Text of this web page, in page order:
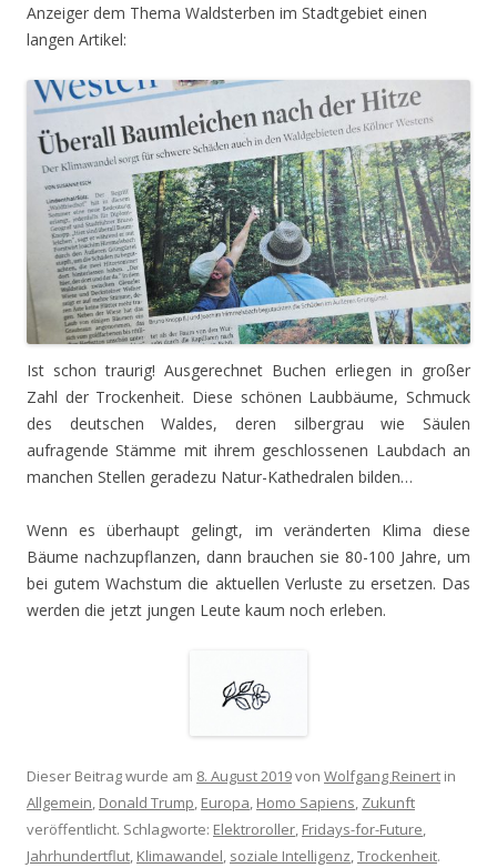
Anzeiger dem Thema Waldsterben im Stadtgebiet einen
langen Artikel:
Ist schon traurig! Ausgerechnet Buchen erliegen in großer
Zahl der Trockenheit. Diese schönen Laubbäume, Schmuck
des deutschen Waldes, deren silbergrau wie Säulen
aufragende Stämme mit ihrem geschlossenen Laubdach an
manchen Stellen geradezu Natur-Kathedralen bilden…
Wenn es überhaupt gelingt, im veränderten Klima diese
Bäume nachzupflanzen, dann brauchen sie 80-100 Jahre, um
bei gutem Wachstum die aktuellen Verluste zu ersetzen. Das
werden die jetzt jungen Leute kaum noch erleben.
Dieser Beitrag wurde am 8. August 2019von Wolfgang Reinert in
Allgemein, Donald Trump, Europa, Homo Sapiens, Zukunft
veröffentlicht. Schlagworte: Elektroroller, Fridays-for-Future,
Jahrhundertflut, Klimawandel, soziale Intelligenz,Trockenheit.